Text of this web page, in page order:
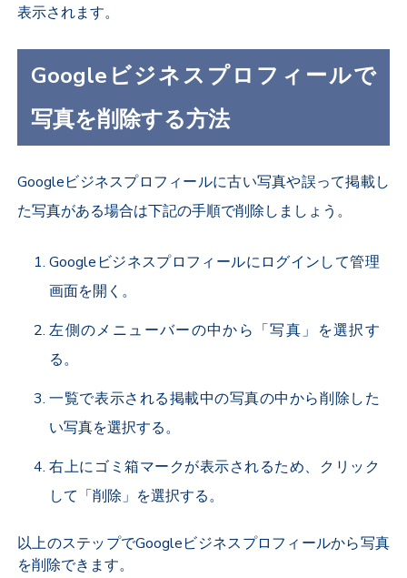
表示されます。
Googleビジネスプロフィールで
写真を削除する方法
Googleビジネスプロフィールに古い写真や誤って掲載し
た写真がある場合は下記の手順で削除しましょう。
Googleビジネスプロフィールにログインして管理
画面を開く。
左側のメニューバーの中から「写真」を選択す
る。
一覧で表示される掲載中の写真の中から削除した
い写真を選択する。
右上にゴミ箱マークが表示されるため、クリック
して「削除」を選択する。
以上のステップでGoogleビジネスプロフィールから写真
を削除できます。